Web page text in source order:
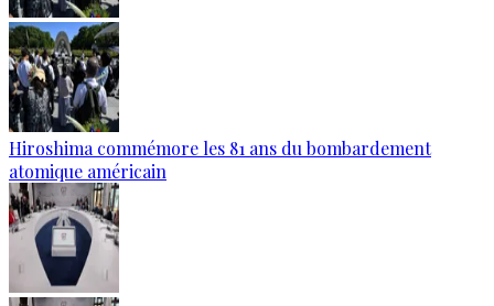
Hiroshima commémore les 81 ans du bombardement
atomique américain